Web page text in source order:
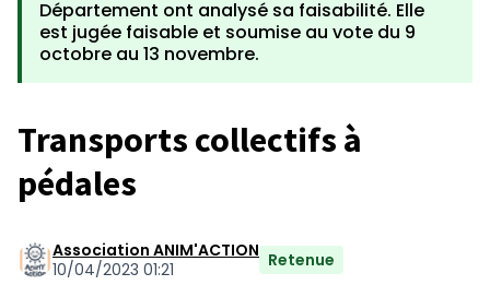
Département ont analysé sa faisabilité. Elle
est jugée faisable et soumise au vote du 9
octobre au 13 novembre.
Transports collectifs à
pédales
Association ANIM'ACTION
10/04/2023 01:21
Retenue